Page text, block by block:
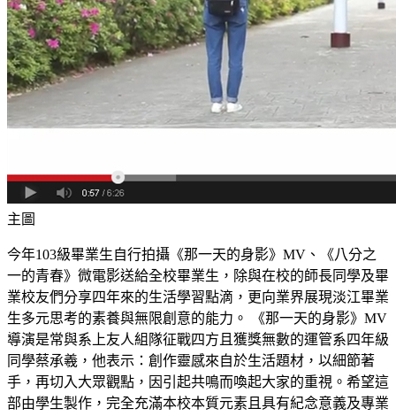
主圖
今年103級畢業生自行拍攝《那一天的身影》MV、《八分之
一的青春》微電影送給全校畢業生，除與在校的師長同學及畢
業校友們分享四年來的生活學習點滴，更向業界展現淡江畢業
生多元思考的素養與無限創意的能力。 《那一天的身影》MV
導演是常與系上友人組隊征戰四方且獲獎無數的運管系四年級
同學蔡承羲，他表示：創作靈感來自於生活題材，以細節著
手，再切入大眾觀點，因引起共鳴而喚起大家的重視。希望這
部由學生製作，完全充滿本校本質元素且具有紀念意義及專業